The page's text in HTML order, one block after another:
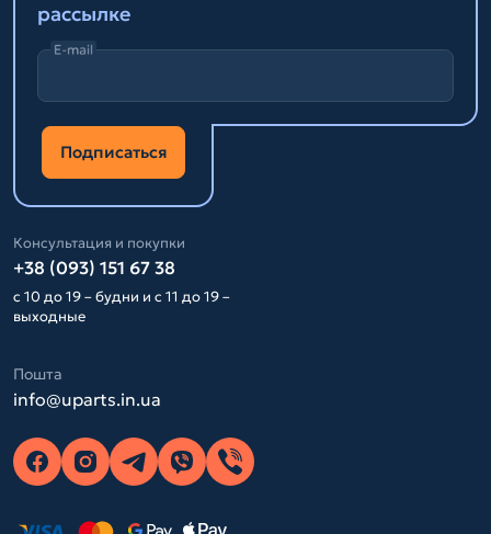
рассылке
E-mail
Подписаться
Консультация и покупки
+38 (093) 151 67 38
с 10 до 19 – будни и с 11 до 19 –
выходные
Пошта
info@uparts.in.ua